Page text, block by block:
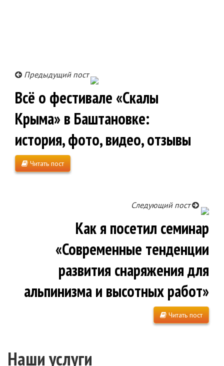
Предыдущий пост
Всё о фестивале «Скалы
Крыма» в Баштановке:
история, фото, видео, отзывы
Читать пост
Следующий пост
Как я посетил семинар
«Современные тенденции
развития снаряжения для
альпинизма и высотных работ»
Читать пост
Наши услуги